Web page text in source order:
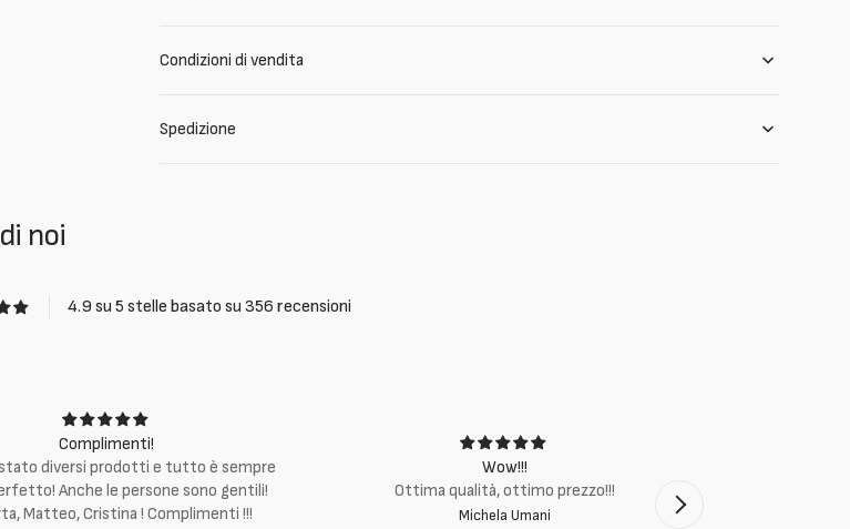
Condizioni di vendita
Spedizione
noi
4.9 su 5 stelle basato su 356 recensioni
Complimenti!
diversi prodotti e tutto è sempre
Anche le persone sono gentili!
Matteo, Cristina ! Complimenti !!!
Wow!!!
Ottima qualità, ottimo prezzo!!!
Michela Umani